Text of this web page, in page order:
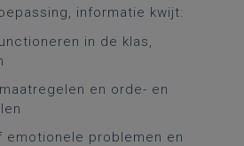
informatie kwijt:
in de klas,
en orde- en
emotionele problemen en